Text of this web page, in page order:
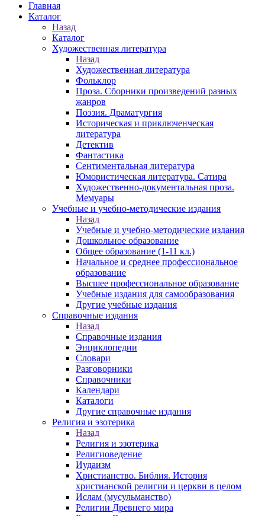
Главная
Каталог
Назад
Каталог
Художественная литература
Назад
Художественная литература
Фольклор
Проза. Сборники произведений разных
жанров
Поэзия. Драматургия
Историческая и приключенческая
литература
Детектив
Фантастика
Сентиментальная литература
Юмористическая литература. Сатира
Художественно-документальная проза.
Мемуары
Учебные и учебно-методические издания
Назад
Учебные и учебно-методические издания
Дошкольное образование
Общее образование (1-11 кл.)
Начальное и среднее профессиональное
образование
Высшее профессиональное образование
Учебные издания для самообразования
Другие учебные издания
Справочные издания
Назад
Справочные издания
Энциклопедии
Словари
Разговорники
Справочники
Календари
Каталоги
Другие справочные издания
Религия и эзотерика
Назад
Религия и эзотерика
Религиоведение
Иудаизм
Христианство. Библия. История
христианской религии и церкви в целом
Ислам (мусульманство)
Религии Древнего мира